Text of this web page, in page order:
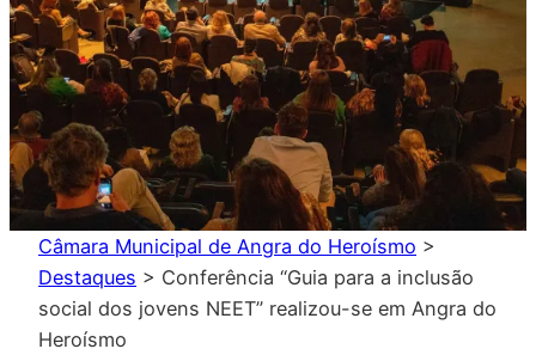
Câmara Municipal de Angra do Heroísmo >
Destaques > Conferência “Guia para a inclusão
social dos jovens NEET” realizou-se em Angra do
Heroísmo